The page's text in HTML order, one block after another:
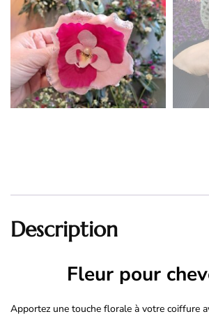
Description
Fleur pour
Apportez une touche florale à votre coiffure